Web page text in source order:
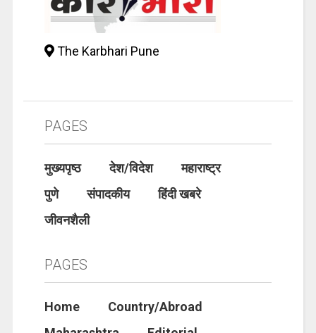
The Karbhari Pune
PAGES
मुख्यपृष्ठ देश/विदेश
महाराष्ट्र
पुणे
संपादकीय
हिंदी खबरे
जीवनशैली
PAGES
Home
Country/Abroad